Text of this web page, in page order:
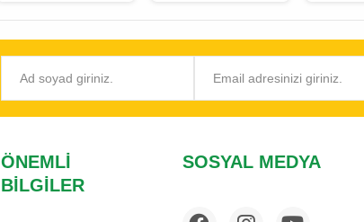
20 Mm
ÖNEMLI
BILGILER
SOSYAL MEDYA